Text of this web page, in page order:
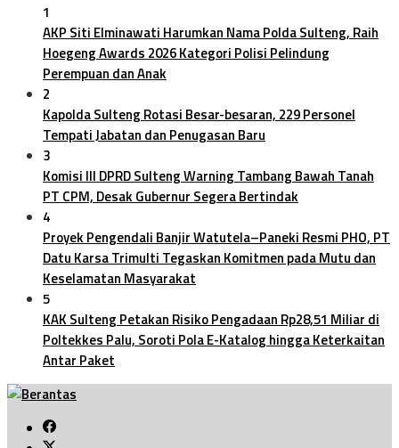
1
AKP Siti Elminawati Harumkan Nama Polda Sulteng, Raih
Hoegeng Awards 2026 Kategori Polisi Pelindung
Perempuan dan Anak
2
Kapolda Sulteng Rotasi Besar-besaran, 229 Personel
Tempati Jabatan dan Penugasan Baru
3
Komisi III DPRD Sulteng Warning Tambang Bawah Tanah
PT CPM, Desak Gubernur Segera Bertindak
4
Proyek Pengendali Banjir Watutela–Paneki Resmi PHO, PT
Datu Karsa Trimulti Tegaskan Komitmen pada Mutu dan
Keselamatan Masyarakat
5
KAK Sulteng Petakan Risiko Pengadaan Rp28,51 Miliar di
Poltekkes Palu, Soroti Pola E-Katalog hingga Keterkaitan
Antar Paket